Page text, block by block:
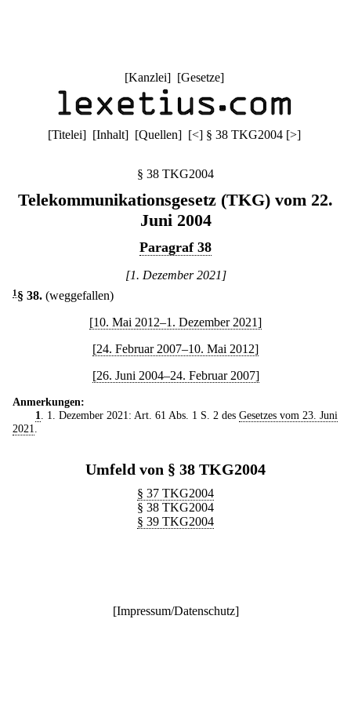
[Kanzlei] [Gesetze]
[Titelei] [Inhalt] [Quellen] [<] § 38 TKG2004 [>]
§ 38 TKG2004
Telekommunikationsgesetz (TKG) vom 22.
Juni 2004
Paragraf 38
[1. Dezember 2021]
1 § 38. (weggefallen)
[10. Mai 2012–1. Dezember 2021]
[24. Februar 2007–10. Mai 2012]
[26. Juni 2004–24. Februar 2007]
Anmerkungen:
1
. 1. Dezember 2021: Art. 61 Abs. 1 S. 2 des Gesetzes vom 23. Juni
2021
Umfeld von § 38 TKG2004
§ 37 TKG2004
§ 38 TKG2004
§ 39 TKG2004
[Impressum/Datenschutz]